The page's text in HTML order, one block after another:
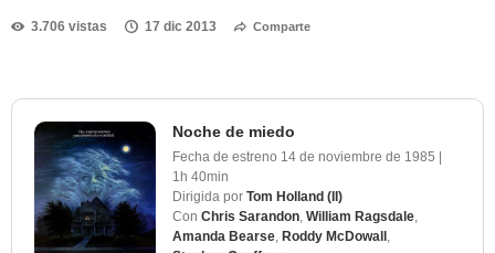
3.706 vistas 17 dic 2013 Comparte
Noche de miedo
Fecha de estreno 14 de noviembre de 1985 |
1h 40min
Dirigida por Tom Holland (II)
Con Chris Sarandon William Ragsdale
Amanda Bearse Roddy McDowall